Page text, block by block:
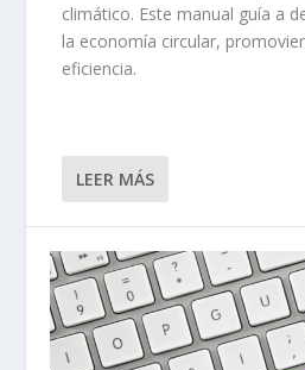
climático. Este manual guía a
la economía circular,
eficiencia.
LEER MÁS